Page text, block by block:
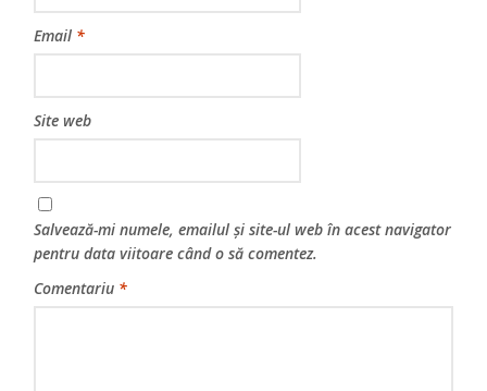
Email *
Site web
Salvează-mi numele, emailul și site-ul web în acest navigator
pentru data viitoare când o să comentez.
Comentariu *